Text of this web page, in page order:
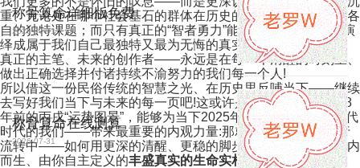
重、无论处在哪个社会基石的群体在历史的每一股激潮里都有各
自的独特课题；而只有真正的“智者勇力”能把时代浪潮的剧本演
绎成属于我们自己最独特又最为无悔的真实生命轨迹。
真正的主笔、未来的创作者——永远是在每一个清醒的时刻里、
做出正确选择并付诸持续不渝努力的我们每一个人!
所以借这一份民俗传统的智慧之光、在历史里反哺当下——继续
去写好我们当下与未来的每一页吧!这或许是解读这一份来自18
年前的丙戌“运势图景”，能够为当下2025年，同样身处新旧迭代
时代的我们——带来最重要的内观力量:那就是在每一轮的天行
流转中——如何用更深的清醒、更稳的脚步，去创造出那份由内
而生、由你自主定义的丰盛真实的生命实相。
称骨算命详细版免费
2026-07-31
称骨算命在线测算
2026-07-31